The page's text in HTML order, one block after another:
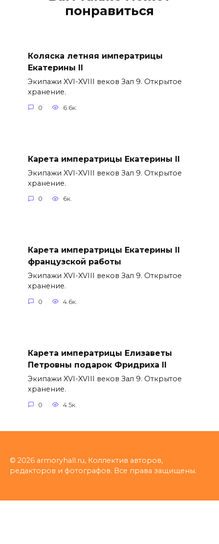
понравиться
Коляска летняя императрицы
Екатерины II
Экипажи XVI-XVIII веков Зал 9. Открытое
хранение.
0 6.6к.
Карета императрицы Екатерины II
Экипажи XVI-XVIII веков Зал 9. Открытое
хранение.
0 6к.
Карета императрицы Екатерины II
французской работы
Экипажи XVI-XVIII веков Зал 9. Открытое
хранение.
0 4.6к.
Карета императрицы Елизаветы
Петровны подарок Фридриха II
Экипажи XVI-XVIII веков Зал 9. Открытое
хранение.
0 4.5к.
© 2026 armoryhall.ru, Коллектив авторов,
редакторов и фотографов. Все права защищены.